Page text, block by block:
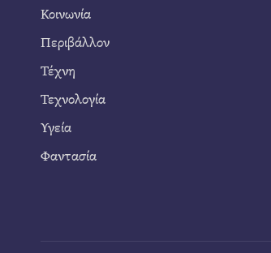
Κοινωνία
Περιβάλλον
Τέχνη
Τεχνολογία
Υγεία
Φαντασία